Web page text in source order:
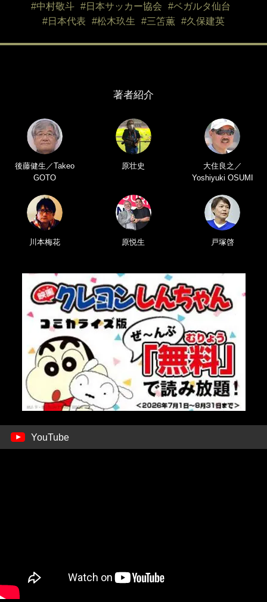
#中村敬斗
#日本サッカー協会
#ベガルタ仙台
#日本代表
#松木玖生 #三笘薫 #久保建英
著者紹介
後藤健生／Takeo
GOTO
原壮史
大住良之／
Yoshiyuki OSUMI
川本梅花 原悦生 戸塚啓
YouTube